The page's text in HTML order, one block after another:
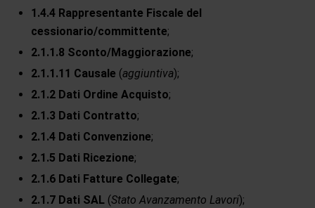
1.4.4 Rappresentante Fiscale del
cessionario/committente;
2.1.1.8 Sconto/Maggiorazione;
2.1.1.11 Causale (aggiuntiva);
2.1.2 Dati Ordine Acquisto;
2.1.3 Dati Contratto;
2.1.4 Dati Convenzione;
2.1.5 Dati Ricezione;
2.1.6 Dati Fatture Collegate;
2.1.7 Dati SAL (Stato Avanzamento Lavori);